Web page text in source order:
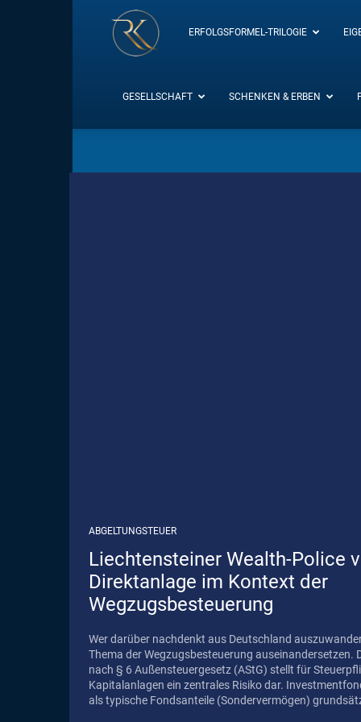
RK-
Insight
ERFOLGSFORMEL-TRILOGIE
GESELLSCHAFT SCHENKEN & ERBEN
ABGELTUNGSTEUER
Liechtensteiner Wealth-Police
Direktanlage im Kontext der
Wegzugsbesteuerung
Wer darüber nachdenkt aus Deutschland
Thema der Wegzugsbesteuerung auseinandersetzen. Die Wegzugsbesteuerung
nach § 6 Außensteuergesetz (AStG) stellt für
Kapitalanlagen ein zentrales Risiko dar.
als typische Fondsanteile (Sondervermögen)